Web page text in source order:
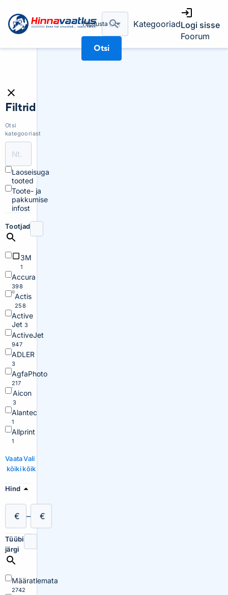
Täpsusta
Otsi
KategooriadLogi sisse
Foorum
Filtrid
Otsi
kategooriast
Laoseisuga
tooted
Toote- ja
pakkumise
infost
Tootjad
3M
1
Accura
398
Actis
258
Active
Jet 3
ActiveJet
947
ADLER
3
AgfaPhoto
217
Aicon
3
Alantec
1
Allprint
1
Vaata
kõiki
Vali
kõik
Hind
€ – €
Tüübi
järgi
Määratlemata
2742